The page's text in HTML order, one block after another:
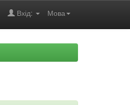
Мова
Вхід: